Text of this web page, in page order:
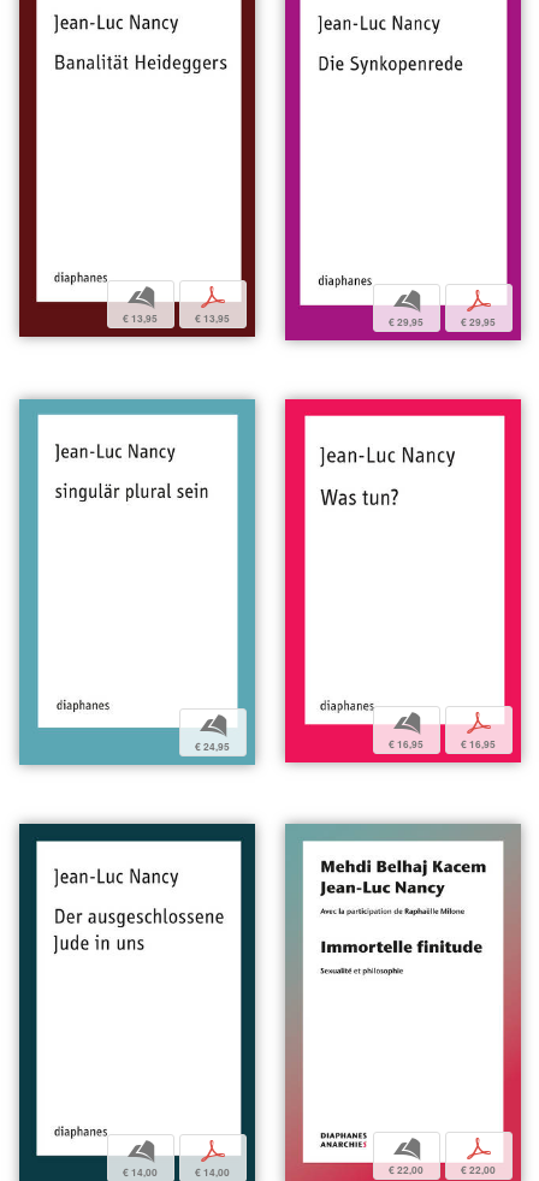
b
€ 13,95
p
€ 13,95
b
€ 29,95
p
€ 29,95
b
€ 24,95
b
€ 16,95
p
€ 16,95
b
€ 14,00
p
€ 14,00
b
€ 22,00
p
€ 22,00